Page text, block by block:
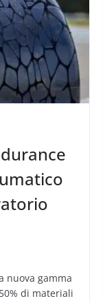
nuova gamma
di materiali